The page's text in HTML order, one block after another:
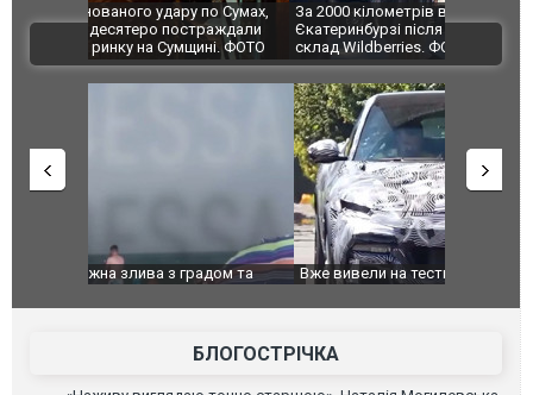
За 2000 кілометрів від кордону з Україною: в
Єкатеринбурзі після атаки дронів загорівся
склад Wildberries. ФОТО. ВІДЕО
"Мої
ВІДЕО
Вже вивели на тести: Ferrari готує оновлення
Вийшов
фільму
БЛОГОСТРІЧКА